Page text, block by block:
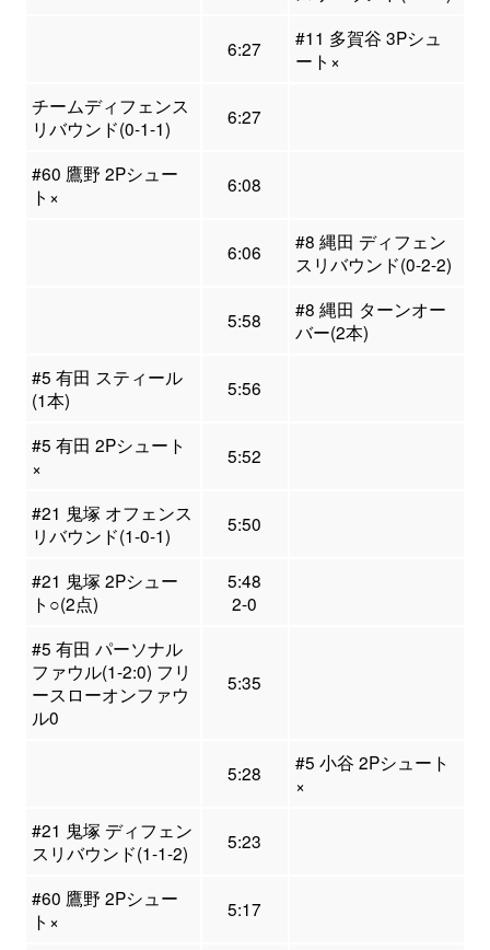
6:27
#11 多賀谷 3Pシュ
ート×
チームディフェンス
リバウンド(0-1-1)
6:27
#60 鷹野 2Pシュー
ト×
6:08
6:06
#8 縄田 ディフェン
スリバウンド(0-2-2)
5:58
#8 縄田 ターンオー
バー(2本)
#5 有田 スティール
(1本)
5:56
#5 有田 2Pシュート
×
5:52
#21 鬼塚 オフェンス
リバウンド(1-0-1)
5:50
#21 鬼塚 2Pシュー
ト○(2点)
5:48
2-0
#5 有田 パーソナル
ファウル(1-2:0) フリ
ースローオンファウ
ル0
5:35
5:28
#5 小谷 2Pシュート
×
#21 鬼塚 ディフェン
スリバウンド(1-1-2)
5:23
#60 鷹野 2Pシュー
ト×
5:17